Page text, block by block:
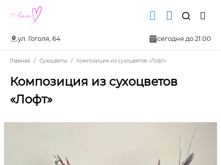
ул. Гоголя, 64 сегодня до 21:00
Главная Сухоцветы Композиция из сухоцветов «Лофт»
Композиция из сухоцветов
«Лофт»